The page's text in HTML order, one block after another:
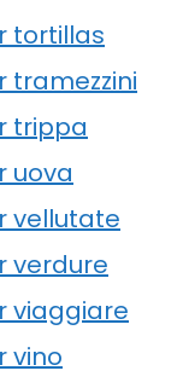
tortillas
tramezzini
trippa
uova
vellutate
verdure
viaggiare
vino